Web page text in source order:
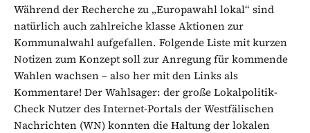
Während der Recherche zu „Europawahl lokal“ sind
natürlich auch zahlreiche klasse Aktionen zur
Kommunalwahl aufgefallen. Folgende Liste mit kurzen
Notizen zum Konzept soll zur Anregung für kommende
Wahlen wachsen – also her mit den Links als
Kommentare! Der Wahlsager: der große Lokalpolitik-
Check Nutzer des Internet-Portals der Westfälischen
Nachrichten (WN) konnten die Haltung der lokalen